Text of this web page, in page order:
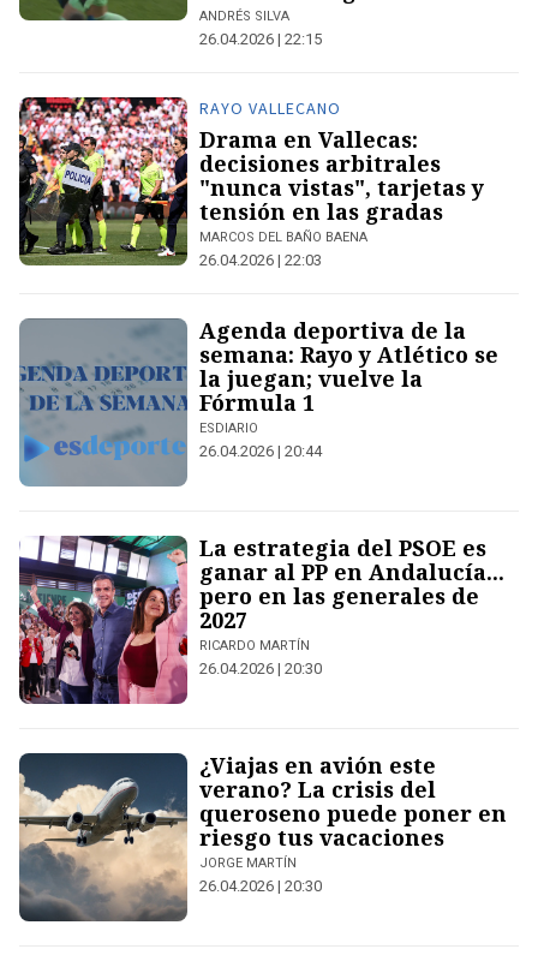
ANDRÉS SILVA
26.04.2026 | 22:15
RAYO VALLECANO
Drama en Vallecas:
decisiones arbitrales
"nunca vistas", tarjetas y
tensión en las gradas
MARCOS DEL BAÑO BAENA
26.04.2026 | 22:03
Agenda deportiva de la
semana: Rayo y Atlético se
la juegan; vuelve la
Fórmula 1
ESDIARIO
26.04.2026 | 20:44
La estrategia del PSOE es
ganar al PP en Andalucía...
pero en las generales de
2027
RICARDO MARTÍN
26.04.2026 | 20:30
¿Viajas en avión este
verano? La crisis del
queroseno puede poner en
riesgo tus vacaciones
JORGE MARTÍN
26.04.2026 | 20:30